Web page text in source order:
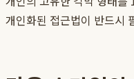
개인화된 접근법이 반드시